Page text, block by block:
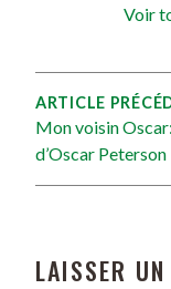
Voir
ARTICLE
Mon voisin
d’Oscar Peterson
LAISSER